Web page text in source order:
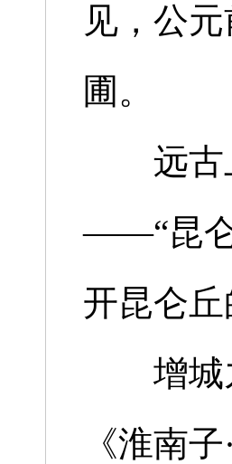
见，公
圃。
远古上
——“昆仑
开昆仑
增城九
《淮南